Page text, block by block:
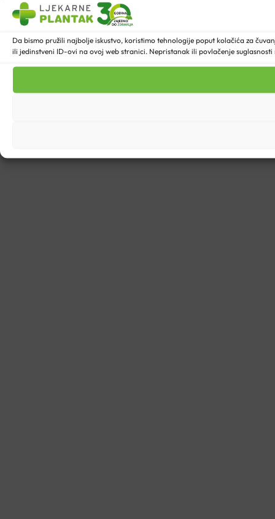
Da bismo pružili najbolje iskustvo, koristimo tehnologije poput kolačića za
ili jedinstveni ID-ovi na ovoj web stranici. Nepristanak ili povlačenje